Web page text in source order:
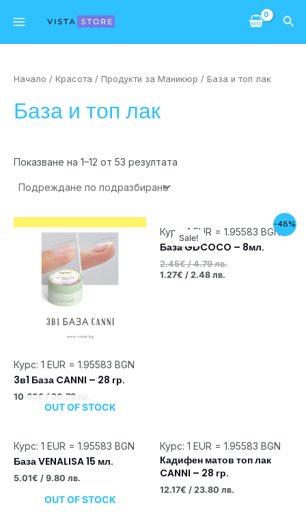
Начало / Красота / Продукти за Маникюр / База и топ лак
База и топ лак
Показване на 1–12 от 53 резултата
Курс: 1 EUR = 1.95583 BGN
3в1 База CANNI – 28 гр.
10.63 € / 20.79 лв.
-48%
Курс: 1 EUR = 1.95583 BGN
Sale!
База GDCOCO – 8мл.
2.45€/ 4.79 лв.
price
was:
/
1.27€ / 2.48 лв.
цена
е:
/
OUT OF STOCK
Курс: 1 EUR = 1.95583 BGN
База VENALISA 15 мл.
5.01€ / 9.80 лв.
Курс: 1 EUR = 1.95583 BGN
Кадифен матов топ лак
CANNI – 28 гр.
12.17€ / 23.80 лв.
OUT OF STOCK